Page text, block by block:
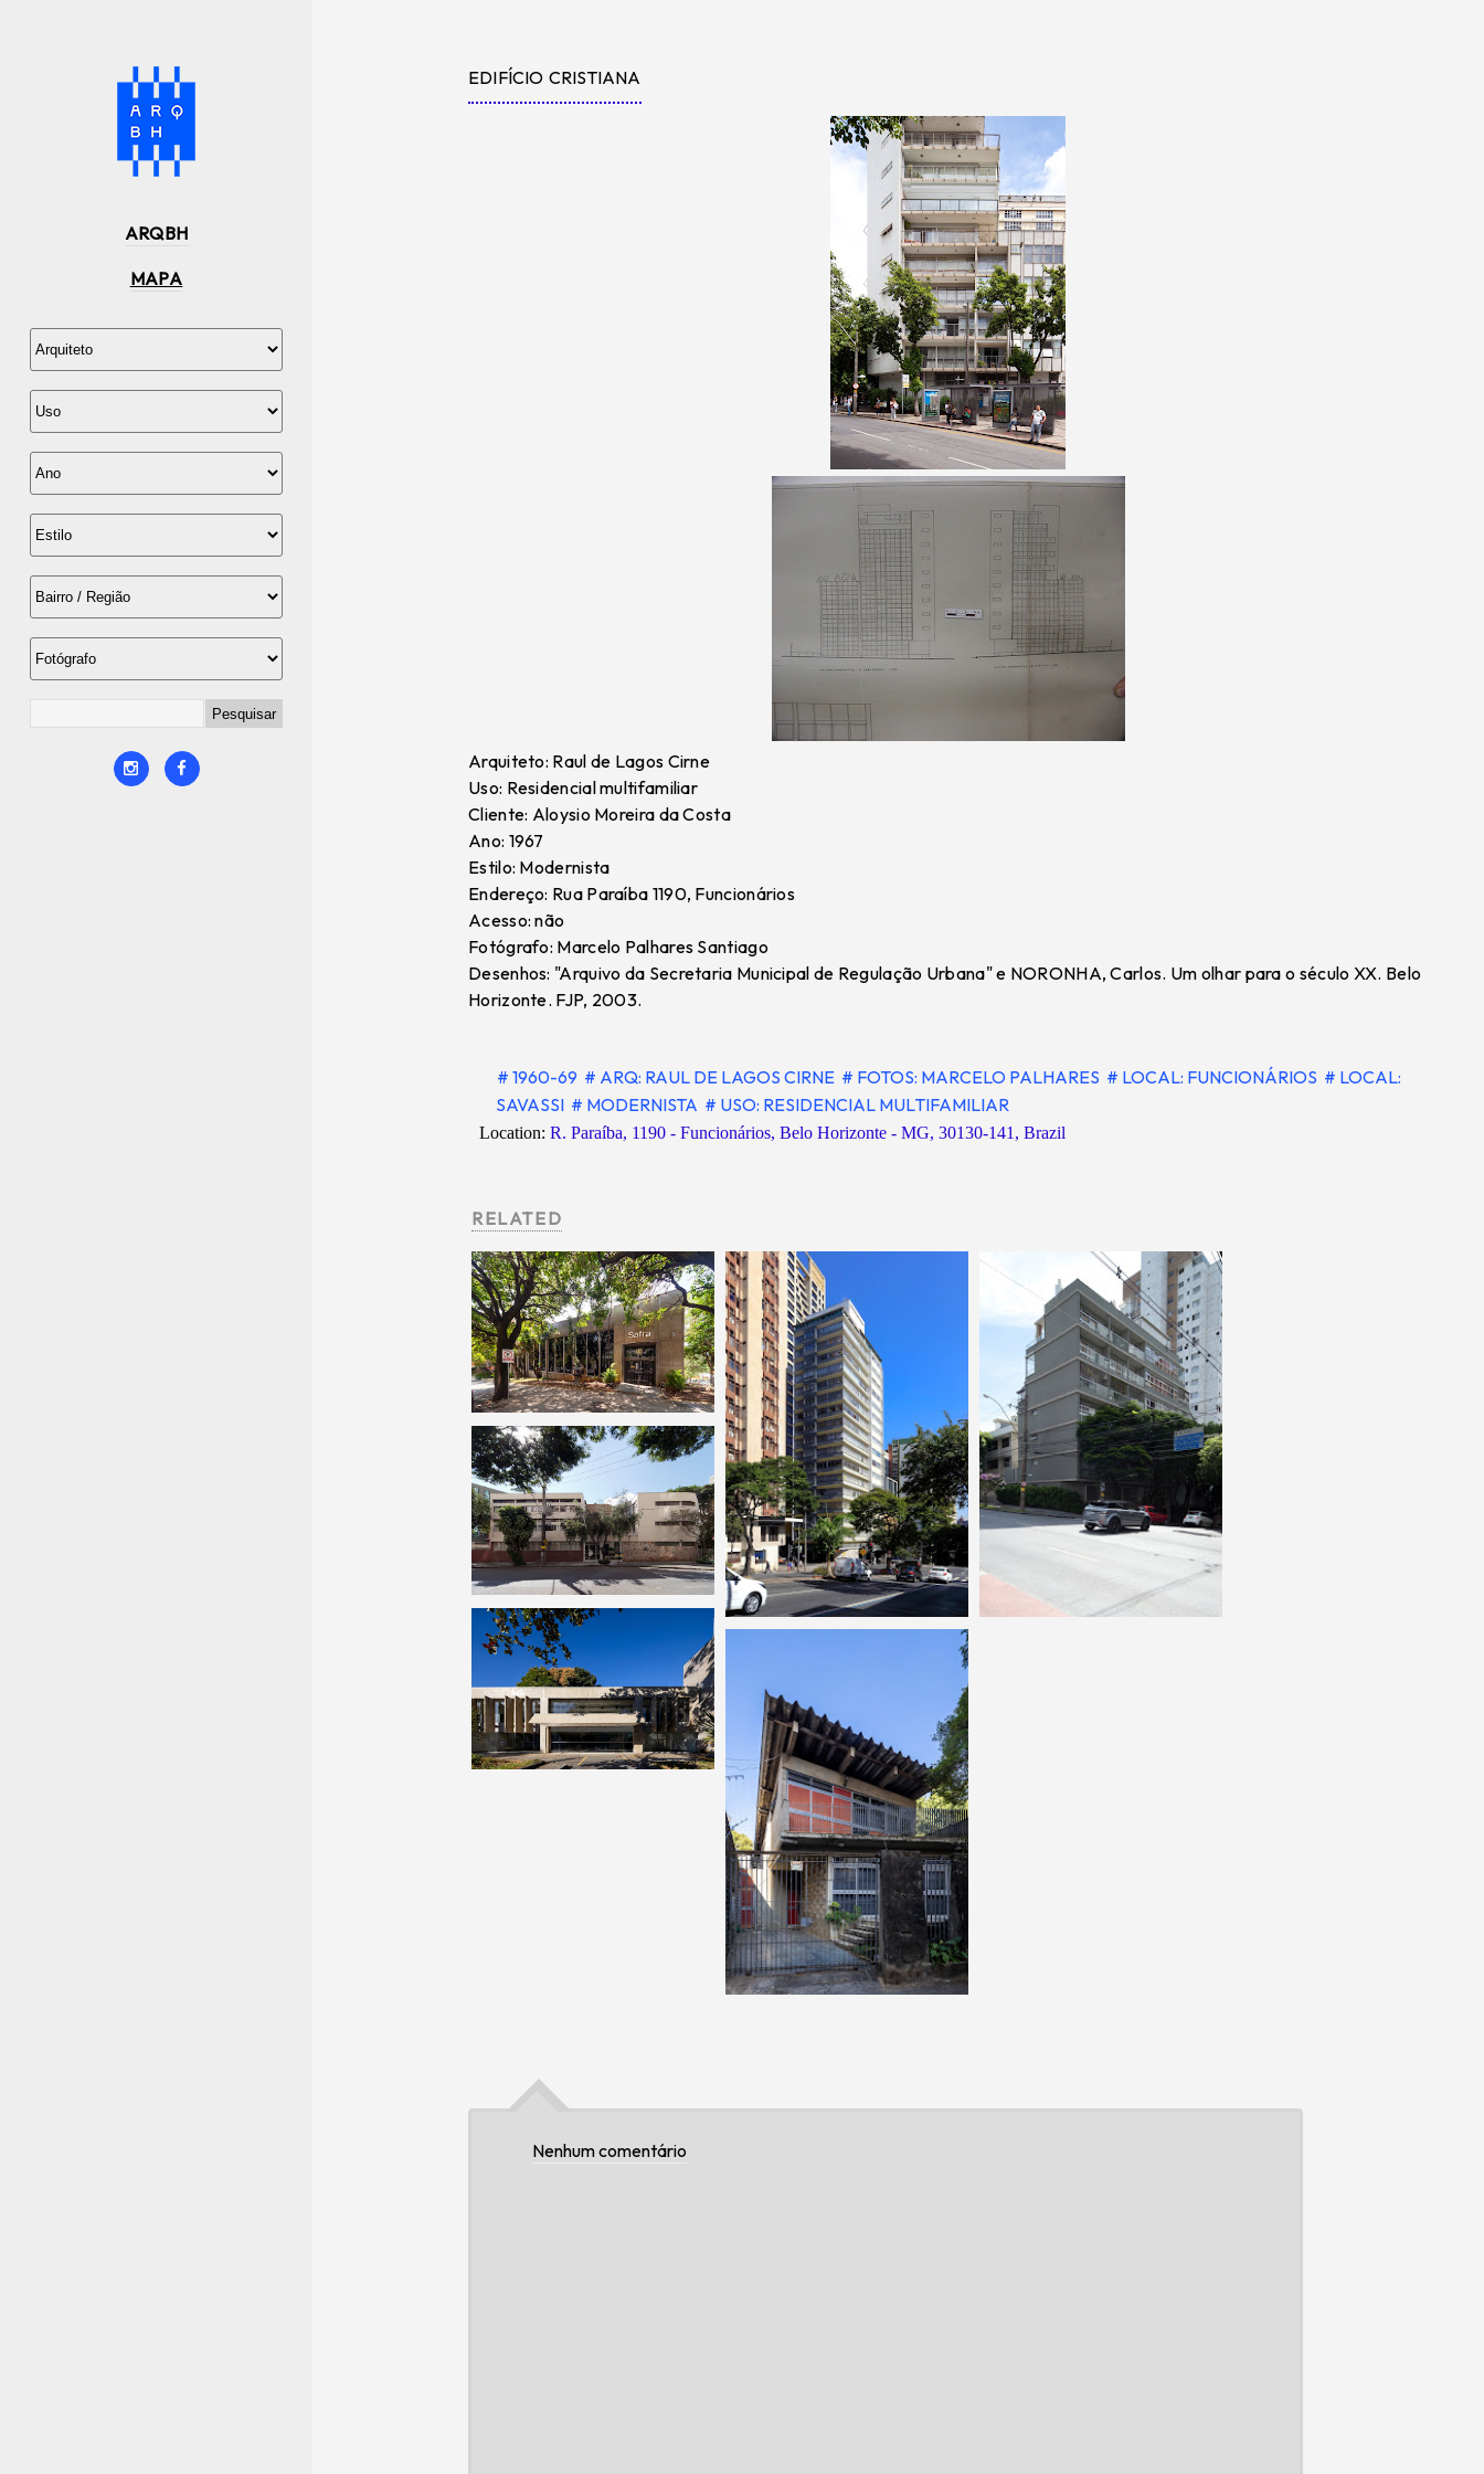
ARQBH
MAPA
EDIFÍCIO CRISTIANA
Arquiteto: Raul de Lagos Cirne
Uso: Residencial multifamiliar
Cliente: Aloysio Moreira da Costa
Ano: 1967
Estilo: Modernista
Endereço: Rua Paraíba 1190, Funcionários
Acesso: não
Fotógrafo: Marcelo Palhares Santiago
Desenhos: "Arquivo da Secretaria Municipal de Regulação Urbana" e NORONHA, Carlos. Um olhar para o século XX. Belo
Horizonte. FJP, 2003.
# 1960-69 # ARQ: RAUL DE LAGOS CIRNE # FOTOS: MARCELO PALHARES # LOCAL: FUNCIONÁRIOS # LOCAL:
SAVASSI # MODERNISTA # USO: RESIDENCIAL MULTIFAMILIAR
Location: R. Paraíba, 1190 - Funcionários, Belo Horizonte - MG, 30130-141, Brazil
RELATED
Nenhum comentário